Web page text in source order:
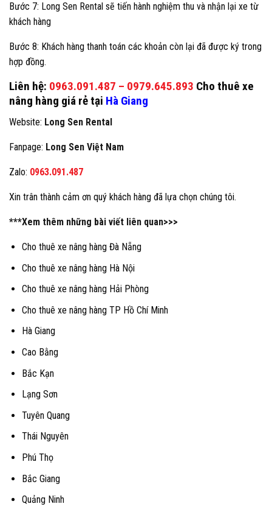
Bước 7: Long Sen Rental sẽ tiến hành nghiệm thu và nhận lại xe từ
khách hàng
Bước 8: Khách hàng thanh toán các khoản còn lại đã được ký trong
hợp đồng.
Liên hệ: 0963.091.487 – 0979.645.893 Cho thuê xe
nâng hàng giá rẻ tại Hà Giang
Website: Long Sen Rental
Fanpage: Long Sen Việt Nam
Zalo: 0963.091.487
Xin trân thành cảm ơn quý khách hàng đã lựa chọn chúng tôi.
***Xem thêm những bài viết liên quan>>>
Cho thuê xe nâng hàng Đà Nẵng
Cho thuê xe nâng hàng Hà Nội
Cho thuê xe nâng hàng Hải Phòng
Cho thuê xe nâng hàng TP Hồ Chí Minh
Hà Giang
Cao Bằng
Bắc Kạn
Lạng Sơn
Tuyên Quang
Thái Nguyên
Phú Thọ
Bắc Giang
Quảng Ninh